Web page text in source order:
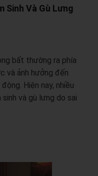
Sinh Và Gù Lưng
bất thường ra phía
và ảnh hưởng đến
Hiện nay, nhiều
và gù lưng do sai